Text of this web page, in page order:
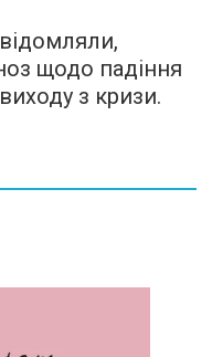
щодо падіння
з кризи.